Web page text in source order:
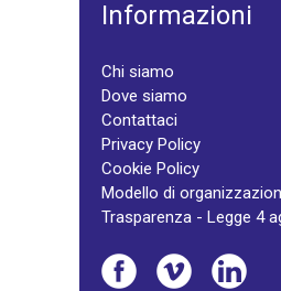
Informazioni
Chi siamo
Dove siamo
Contattaci
Privacy Policy
Cookie Policy
Modello di
Trasparenza - Legge 4